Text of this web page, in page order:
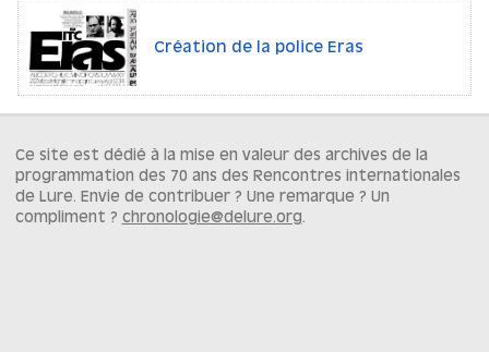
Création de la police Eras
Ce site est dédié à la mise en valeur des archives de la
programmation des 70 ans des Rencontres internationales
de Lure. Envie de contribuer ? Une remarque ? Un
compliment ? chronologie@delure.org.